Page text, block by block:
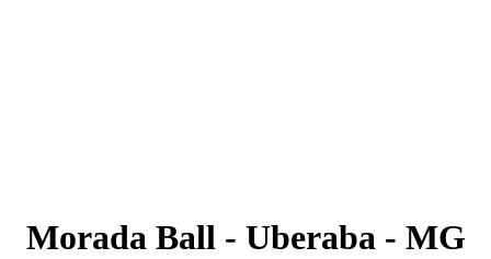
Morada Ball - Uberaba - MG